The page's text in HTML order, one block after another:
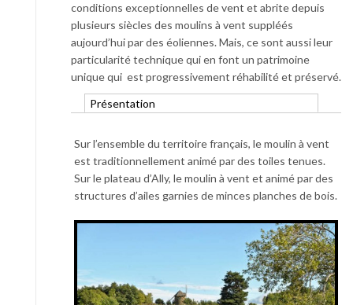
conditions exceptionnelles de vent et abrite depuis
plusieurs siècles des moulins à vent suppléés
aujourd’hui par des éoliennes. Mais, ce sont aussi leur
particularité technique qui en font un patrimoine
unique qui est progressivement réhabilité et préservé.
Présentation
Sur l’ensemble du territoire français, le moulin à vent
est traditionnellement animé par des toiles tenues.
Sur le plateau d’Ally, le moulin à vent et animé par des
structures d’ailes garnies de minces planches de bois.